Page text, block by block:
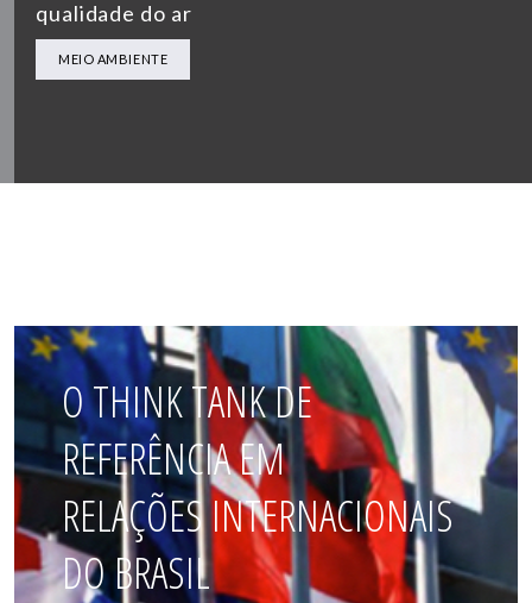
qualidade do ar
MEIO AMBIENTE
O THINK TANK DE
REFERÊNCIA EM
RELAÇÕES INTERNACIONAIS
DO BRASIL